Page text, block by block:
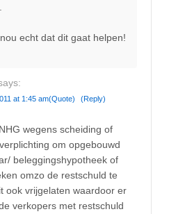
echt dat dit gaat helpen!
at 1:45 am(Quote) (Reply)
wegens scheiding of
om opgebouwd
beleggingshypotheek of
omzo de restschuld te
ook vrijgelaten waardoor er
verkopers met restschuld